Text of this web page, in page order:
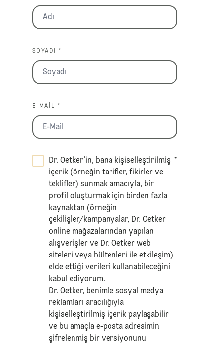
SOYADI *
E-MAIL *
Dr. Oetker’in, bana kişiselleştirilmiş
içerik (örneğin tarifler, fikirler ve
teklifler) sunmak amacıyla, bir
profil oluşturmak için birden fazla
kaynaktan (örneğin
çekilişler/kampanyalar, Dr. Oetker
online mağazalarından yapılan
alışverişler ve Dr. Oetker web
siteleri veya bültenleri ile etkileşim)
elde ettiği verileri kullanabileceğini
kabul ediyorum.
Dr. Oetker, benimle sosyal medya
reklamları aracılığıyla
kişiselleştirilmiş içerik paylaşabilir
ve bu amaçla e-posta adresimin
şifrelenmiş bir versiyonunu
*